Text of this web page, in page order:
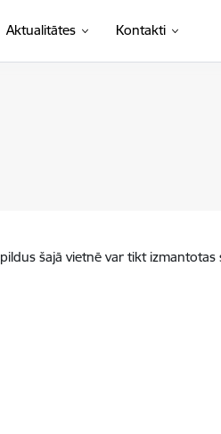
Aktualitātes Kontakti
šajā vietnē var tikt